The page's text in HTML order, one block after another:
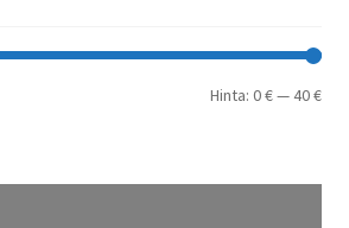
Hinta:0 €—40 €